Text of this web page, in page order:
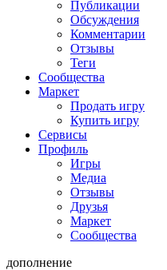
Публикации
Обсуждения
Комментарии
Отзывы
Теги
Сообщества
Маркет
Продать игру
Купить игру
Сервисы
Профиль
Игры
Медиа
Отзывы
Друзья
Маркет
Сообщества
дополнение